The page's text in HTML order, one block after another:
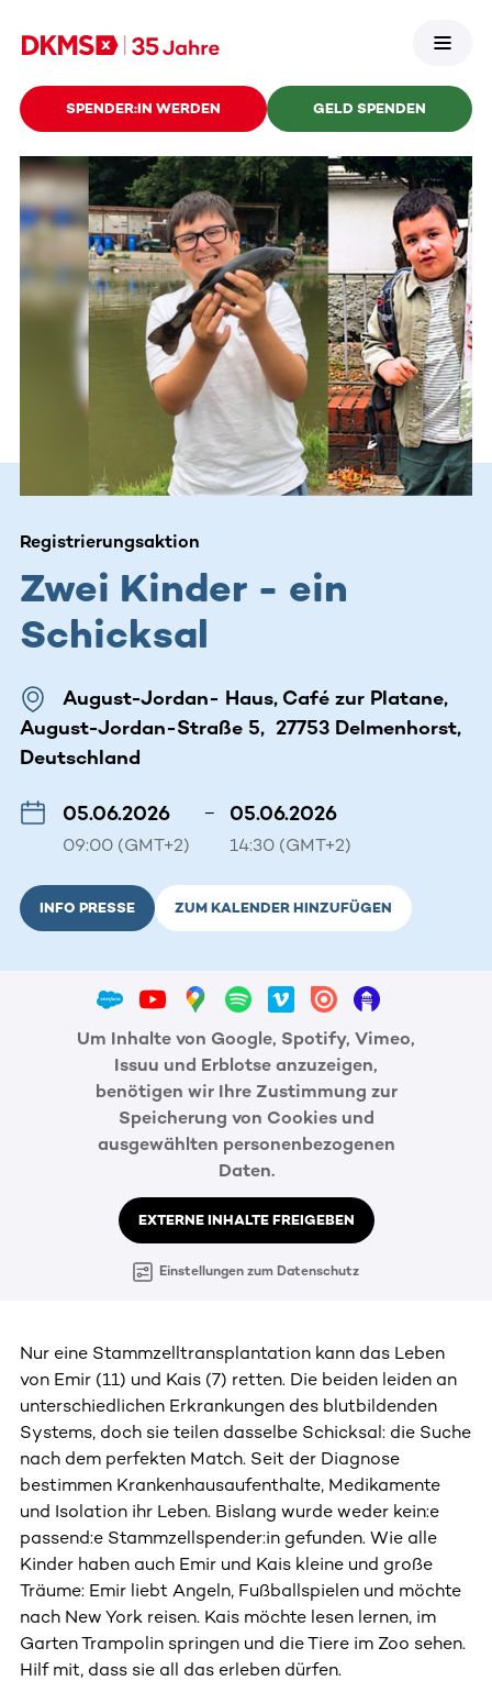
SPENDER:IN WERDEN GELD SPENDEN
Registrierungsaktion
Zwei Kinder - ein
Schicksal
August-Jordan- Haus, Café zur Platane,
August-Jordan-Straße 5, 27753 Delmenhorst,
Deutschland
05.06.2026
09:00 (GMT+2)
– 05.06.2026
14:30 (GMT+2)
INFO PRESSE ZUM KALENDER HINZUFÜGEN
Um Inhalte von Google, Spotify, Vimeo,
Issuu und Erblotse anzuzeigen,
benötigen wir Ihre Zustimmung zur
Speicherung von Cookies und
ausgewählten personenbezogenen
Daten.
EXTERNE INHALTE FREIGEBEN
Einstellungen zum Datenschutz
Nur eine Stammzelltransplantation kann das Leben
von Emir (11) und Kais (7) retten. Die beiden leiden an
unterschiedlichen Erkrankungen des blutbildenden
Systems, doch sie teilen dasselbe Schicksal: die Suche
nach dem perfekten Match. Seit der Diagnose
bestimmen Krankenhausaufenthalte, Medikamente
und Isolation ihr Leben. Bislang wurde weder kein:e
passend:e Stammzellspender:in gefunden. Wie alle
Kinder haben auch Emir und Kais kleine und große
Träume: Emir liebt Angeln, Fußballspielen und möchte
nach New York reisen. Kais möchte lesen lernen, im
Garten Trampolin springen und die Tiere im Zoo sehen.
Hilf mit, dass sie all das erleben dürfen.